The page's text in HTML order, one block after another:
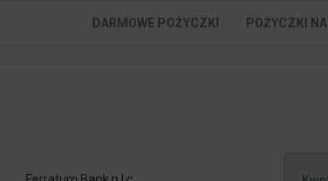
DARMOWE POŻYCZKI POŻYCZKI